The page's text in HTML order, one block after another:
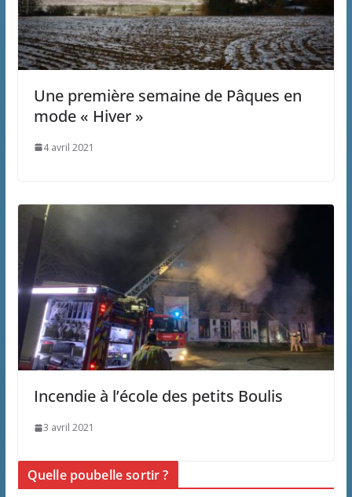
Une première semaine de Pâques en
mode « Hiver »
4 avril 2021
Incendie à l’école des petits Boulis
3 avril 2021
Quelle poubelle sortir ?